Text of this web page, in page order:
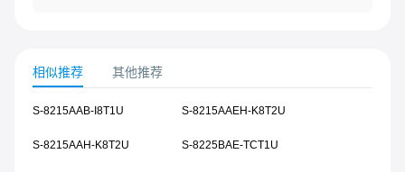
相似推荐 其他推荐
S-8215AAB-I8T1U S-8215AAEH-K8T2U
S-8215AAH-K8T2U S-8225BAE-TCT1U